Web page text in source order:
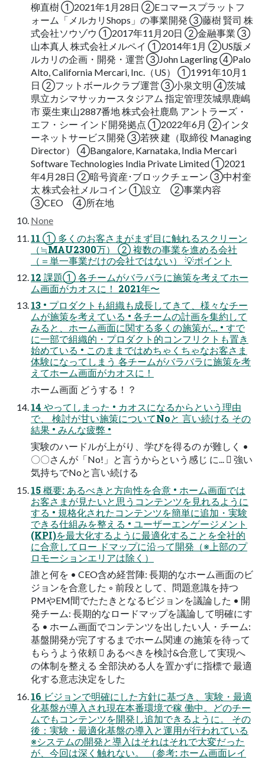
柳直樹 ①2021年1月28日 ②Eコマースプラットフ
ォーム「メルカリShops」の事業開発 ③藤樹 賢司 株
式会社ソウゾウ ①2017年11月20日 ②金融事業 ③
山本真人 株式会社メルペイ ①2014年1月 ②US版メ
ルカリの企画・開発・運営 ③John Lagerling ④Palo
Alto, California Mercari, Inc.（US） ①1991年10月1
日 ②フットボールクラブ運営 ③小泉文明 ④茨城
県立カシマサッカースタジアム 指定管理茨城県鹿嶋
市 粟生東山2887番地 株式会社鹿島 アントラーズ・
エフ・シー インド開発拠点 ①2022年6月 ②インタ
ーネットサービス開発 ③若狹 建（取締役 Managing
Director） ④Bangalore, Karnataka, India Mercari
Software Technologies India Private Limited ①2021
年4月28日 ②暗号資産･ブロックチェーン ③中村奎
太 株式会社メルコイン ①設立 ②事業内容
③CEO ④所在地
None
11 ① 多くのお客さまがまず目に触れるスクリーン
（≒MAU2300万） ② 複数の事業を進める会社
（＝単一事業だけの会社ではない） 💡ポイント
12 課題① 各チームがバラバラに施策を考えてホー
ム画面がカオスに！ 2021年〜
13 • プロダクトも組織も成長してきて、様々なチー
ムが施策を考えている • 各チームの計画を集約して
みると、ホーム画面に関する多くの施策が... • すで
に一部で組織的・プロダクト的コンフリクトも置き
始めている • このままではめちゃくちゃなお客さま
体験になってしまう 各チームがバラバラに施策を考
えてホーム画面がカオスに！
ホーム画面 どうする！？
14 やってしまった • カオスになるからという理由
で、 検討が甘い施策についてNoと 言い続ける その
結果 • みんな疲弊 •
実験のハードルが上がり、学びを得るの が難しく •
〇〇さんが「No!」と言うからという感じ に... 󰢄 強い
気持ちでNoと言い続ける
15 概要: あるべきと方向性を合意 • ホーム画面では
お客さまが見たいと思うコンテンツを見れるように
する • 規格化されたコンテンツを簡単に追加・実験
できる仕組みを整える • ユーザーエンゲージメント
(KPI)を最大化するように最適化することを全社的
に合意してロー ドマップに沿って開発（※上部のプ
ロモーションエリアは除く）
誰と何を • CEO含め経営陣: 長期的なホーム画面のビ
ジョンを合意した ◦ 前段として、問題意識を持つ
PMやEM間でたたきとなるビジョンを議論した • 開
発チーム: 長期的なロードマップを議論して明確にす
る • ホーム画面でコンテンツを出したい人・チーム:
基盤開発が完了するまでホーム関連 の施策を待って
もらうよう依頼 󰢐 あるべきを検討&合意して実現へ
の体制を整える 全部決める人を置かずに指標で 最適
化する意志決定をした
16 ビジョンで明確にした方針に基づき、実験・最適
化基盤が導入され現在本番環境で稼 働中。どのチー
ムでもコンテンツを開発し追加できるように。 その
後：実験・最適化基盤の導入と運用が行われている
※システムの開発と導入はそれはそれで大変だった
が、今回は深く触れない。 （参考: ホーム画面レイ